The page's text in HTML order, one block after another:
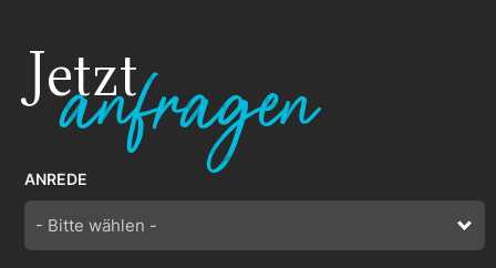
Jetzt
anfragen
ANREDE
- Bitte wählen -